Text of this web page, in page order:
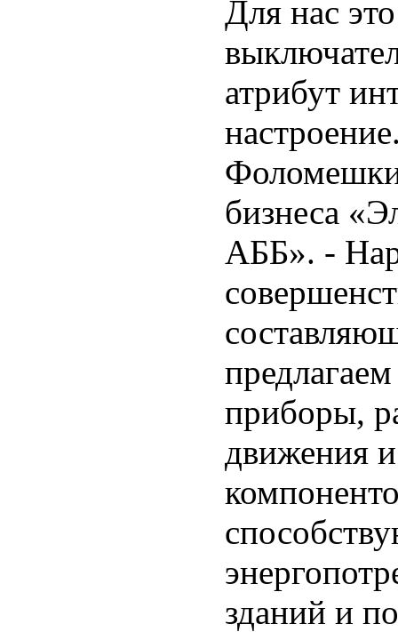
Для нас
атрибут
бизнеса
АББ». -
приборы,
движения
зданий и